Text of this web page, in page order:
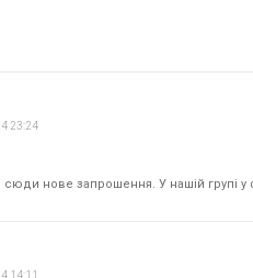
23:24
нове запрошення. У нашій групі у
14:11